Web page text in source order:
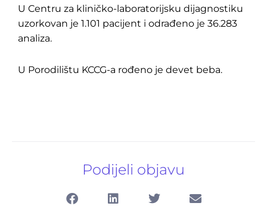
U Centru za kliničko-laboratorijsku dijagnostiku
uzorkovan je 1.101 pacijent i odrađeno je 36.283
analiza.
U Porodilištu KCCG-a rođeno je devet beba.
Podijeli objavu